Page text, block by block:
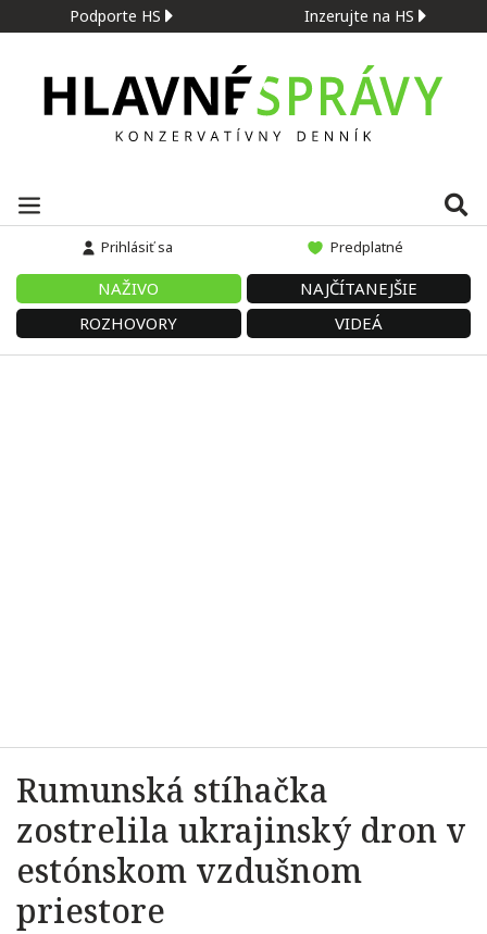
Podporte HS Inzerujte na HS
Prihlásiť sa Predplatné
NAŽIVO
NAJČÍTANEJŠIE
ROZHOVORY
VIDEÁ
Rumunská stíhačka
zostrelila ukrajinský dron v
estónskom vzdušnom
priestore